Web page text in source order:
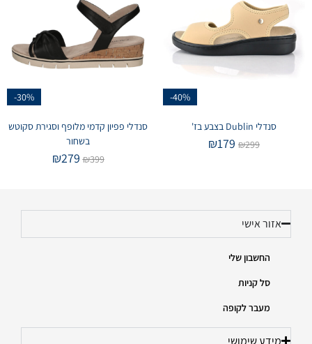
-40%
סנדלי Dublin בצבע בז'
₪299
₪179
-30%
סנדלי פפיון קדמי מלופף וסגירת סקוטש
בשחור
₪399
₪279
אזור אישי
החשבון שלי
סל קניות
מעבר לקופה
מידע שימושי